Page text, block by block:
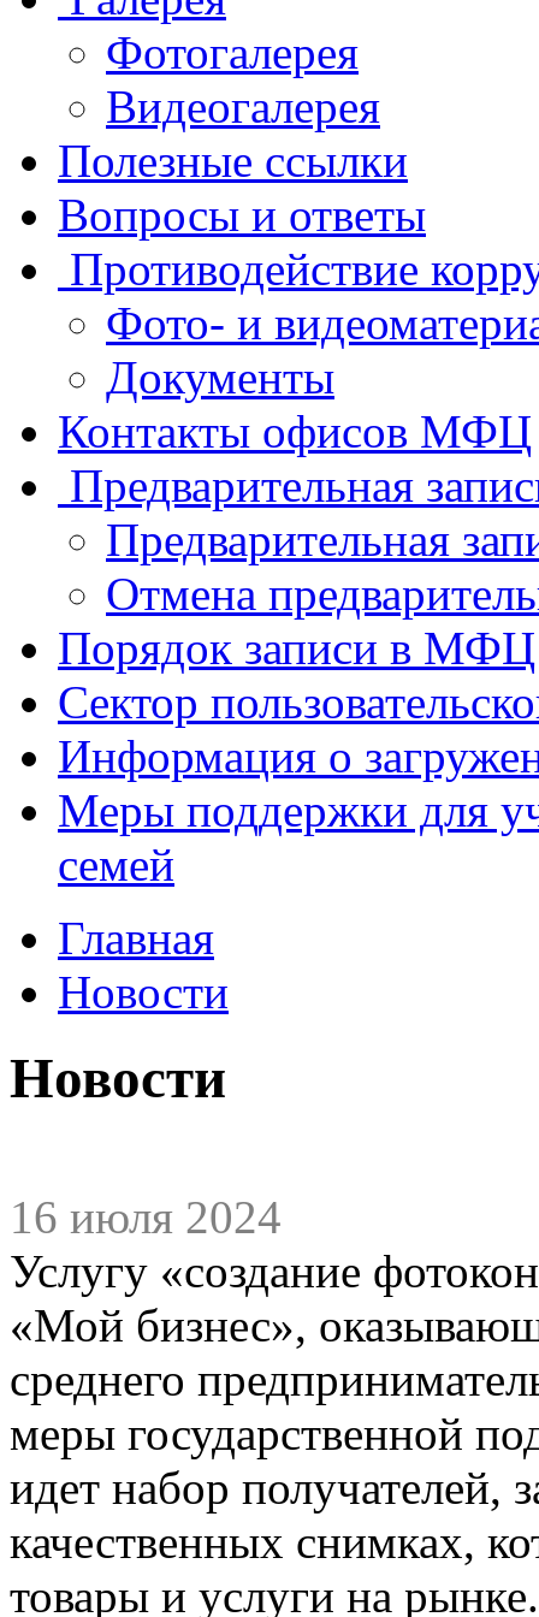
Фотогалерея
Видеогалерея
Полезные ссылки
Вопросы и ответы
Противодействие
Фото- и
Документы
Контакты офисов МФЦ
Предварительная
Предварительная
Отмена
Порядок записи в МФЦ
Сектор
Информация о
Меры поддержки для
семей
Главная
Новости
Новости
16 июля 2024
Услугу «создание
«Мой бизнес»,
среднего
меры государственной
идет набор получателей,
качественных снимках,
товары и услуги на